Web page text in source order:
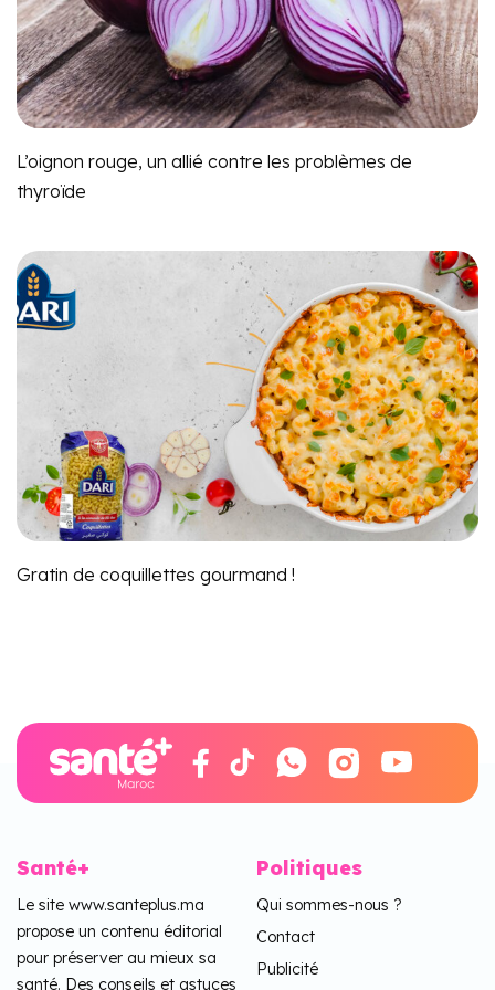
L’oignon rouge, un allié contre les problèmes de
thyroïde
Gratin de coquillettes gourmand !
Santé+
Le site www.santeplus.ma
propose un contenu éditorial
pour préserver au mieux sa
santé. Des conseils et astuces
Politiques
Qui sommes-nous ?
Contact
Publicité